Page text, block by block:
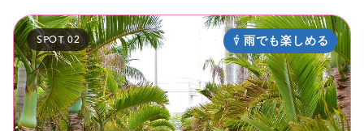
SPOT 02 雨でも楽しめる